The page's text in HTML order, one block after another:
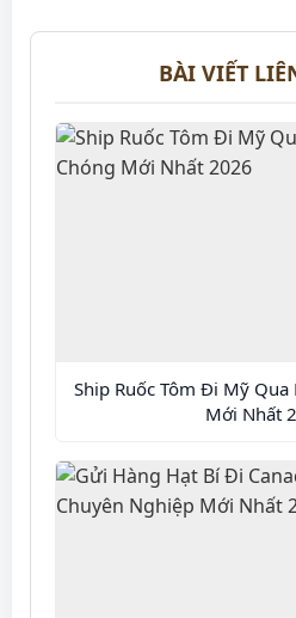
BÀI VIẾT
Ship Ruốc Tôm Đi Mỹ Qua
Mới Nhất